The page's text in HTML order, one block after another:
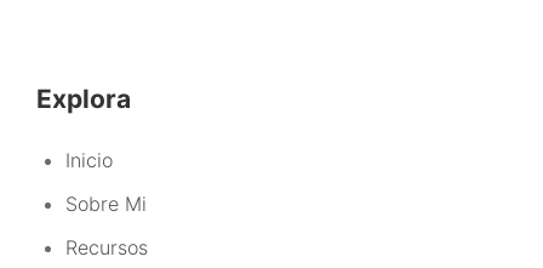
Explora
Inicio
Sobre Mi
Recursos